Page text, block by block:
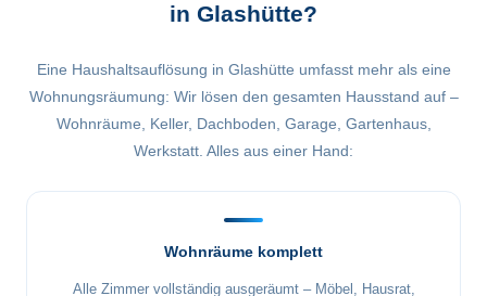
in Glashütte?
Eine Haushaltsauflösung in Glashütte umfasst mehr als eine
Wohnungsräumung: Wir lösen den gesamten Hausstand auf –
Wohnräume, Keller, Dachboden, Garage, Gartenhaus,
Werkstatt. Alles aus einer Hand:
Wohnräume komplett
Alle Zimmer vollständig ausgeräumt – Möbel, Hausrat,